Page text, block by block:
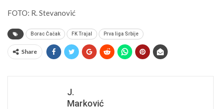
FOTO: R. Stevanović
Borac Čačak FK Trajal Prva liga Srbije
Share
J.
Marković